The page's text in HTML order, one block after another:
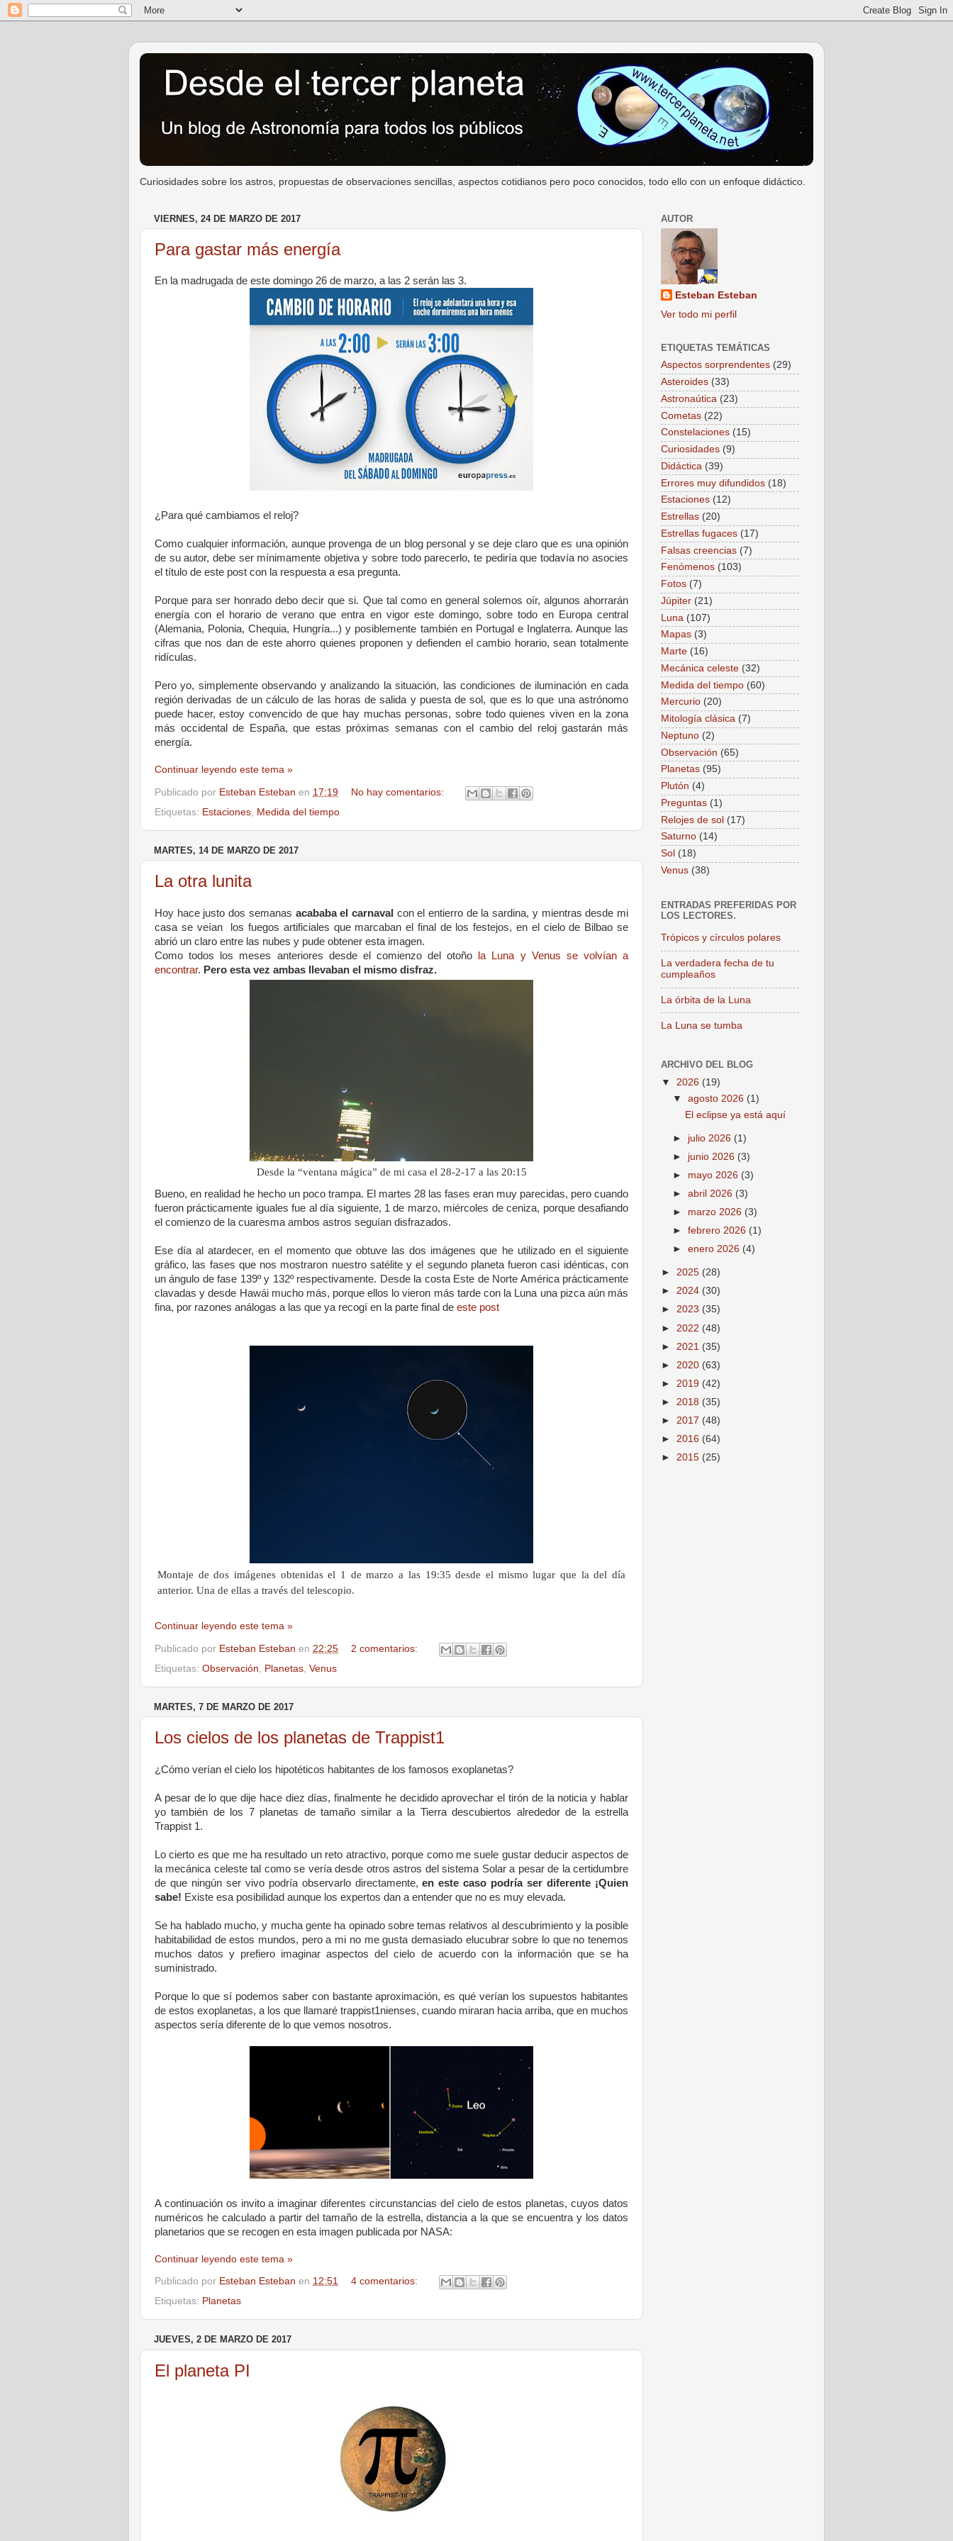
Curiosidades sobre los astros, propuestas de observaciones sencillas, aspectos cotidianos pero poco conocidos, todo ello con un enfoque didáctico.
VIERNES, 24 DE MARZO DE 2017
Para gastar más energía
En la madrugada de este domingo 26 de marzo, a las 2 serán las 3.
¿Para qué cambiamos el reloj?
Como cualquier información, aunque provenga de un blog personal y se deje claro que es una opinión
de su autor, debe ser mínimamente objetiva y sobre todo parecerlo, te pediría que todavía no asocies
el título de este post con la respuesta a esa pregunta.
Porque para ser honrado debo decir que si. Que tal como en general solemos oír, algunos ahorrarán
energía con el horario de verano que entra en vigor este domingo, sobre todo en Europa central
(Alemania, Polonia, Chequia, Hungría...) y posiblemente también en Portugal e Inglaterra. Aunque las
cifras que nos dan de este ahorro quienes proponen y defienden el cambio horario, sean totalmente
ridículas.
Pero yo, simplemente observando y analizando la situación, las condiciones de iluminación en cada
región derivadas de un cálculo de las horas de salida y puesta de sol, que es lo que una astrónomo
puede hacer, estoy convencido de que hay muchas personas, sobre todo quienes viven en la zona
más occidental de España, que estas próximas semanas con el cambio del reloj gastarán más
energía.
Continuar leyendo este tema »
Publicado por Esteban Esteban en 17:19
No hay comentarios:
Etiquetas: Estaciones Medida del tiempo
MARTES, 14 DE MARZO DE 2017
La otra lunita
Hoy hace justo dos semanas acababa el carnaval con el entierro de la sardina, y mientras desde mi
casa se veían los fuegos artificiales que marcaban el final de los festejos, en el cielo de Bilbao se
abrió un claro entre las nubes y pude obtener esta imagen.
Como todos los meses anteriores desde el comienzo del otoño la Luna y Venus se volvían a
encontrar. Pero esta vez ambas llevaban el mismo disfraz.
Desde la “ventana mágica” de mi casa el 28-2-17 a las 20:15
Bueno, en realidad he hecho un poco trampa. El martes 28 las fases eran muy parecidas, pero cuando
fueron prácticamente iguales fue al día siguiente, 1 de marzo, miércoles de ceniza, porque desafiando
el comienzo de la cuaresma ambos astros seguían disfrazados.
Ese día al atardecer, en el momento que obtuve las dos imágenes que he utilizado en el siguiente
gráfico, las fases que nos mostraron nuestro satélite y el segundo planeta fueron casi idénticas, con
un ángulo de fase 139º y 132º respectivamente. Desde la costa Este de Norte América prácticamente
clavadas y desde Hawái mucho más, porque ellos lo vieron más tarde con la Luna una pizca aún más
fina, por razones análogas a las que ya recogí en la parte final de este post
Montaje de dos imágenes obtenidas el 1 de marzo a las 19:35 desde el mismo lugar que la del día
anterior. Una de ellas a través del telescopio.
Continuar leyendo este tema »
Publicado por Esteban Esteban en 22:25
2 comentarios:
Etiquetas: Observación Planetas Venus
MARTES, 7 DE MARZO DE 2017
Los cielos de los planetas de Trappist1
¿Cómo verían el cielo los hipotéticos habitantes de los famosos exoplanetas?
A pesar de lo que dije hace diez días, finalmente he decidido aprovechar el tirón de la noticia y hablar
yo también de los 7 planetas de tamaño similar a la Tierradescubiertos alrededor de la estrella
Trappist 1.
Lo cierto es que me ha resultado un reto atractivo, porque como me suele gustar deducir aspectos de
la mecánica celeste tal como se vería desde otros astros del sistema Solar a pesar de la certidumbre
de que ningún ser vivo podría observarlo directamente, en este caso podría ser diferente ¡Quien
sabe! Existe esa posibilidad aunque los expertos dan a entender que no es muy elevada.
Se ha hablado mucho, y mucha gente ha opinado sobre temas relativos al descubrimiento y la posible
habitabilidad de estos mundos, pero a mi no me gusta demasiado elucubrar sobre lo que no tenemos
muchos datos y prefiero imaginar aspectos del cielo de acuerdo con la información que se ha
suministrado.
Porque lo que sí podemos saber con bastante aproximación, es qué verían los supuestos habitantes
de estos exoplanetas, a los que llamaré trappist1nienses, cuando miraran hacia arriba, que en muchos
aspectos sería diferente de lo que vemos nosotros.
A continuación os invito a imaginar diferentes circunstancias del cielo de estos planetas, cuyos datos
numéricos he calculado a partir del tamaño de la estrella, distancia a la que se encuentra y los datos
planetarios que se recogen en esta imagen publicada por NASA:
Continuar leyendo este tema »
Publicado por Esteban Esteban en 12:51
4 comentarios:
Etiquetas: Planetas
JUEVES, 2 DE MARZO DE 2017
El planeta PI
AUTOR
Esteban Esteban
Ver todo mi perfil
ETIQUETAS TEMÁTICAS
Aspectos sorprendentes (29)
Asteroides (33)
Astronaútica (23)
Cometas (22)
Constelaciones (15)
Curiosidades (9)
Didáctica (39)
Errores muy difundidos (18)
Estaciones (12)
Estrellas (20)
Estrellas fugaces (17)
Falsas creencias (7)
Fenómenos (103)
Fotos (7)
Júpiter (21)
Luna (107)
Mapas (3)
Marte (16)
Mecánica celeste (32)
Medida del tiempo (60)
Mercurio (20)
Mitología clásica (7)
Neptuno (2)
Observación (65)
Planetas (95)
Plutón (4)
Preguntas (1)
Relojes de sol (17)
Saturno (14)
Sol (18)
Venus (38)
ENTRADAS PREFERIDAS POR
LOS LECTORES.
Trópicos y círculos polares
La verdadera fecha de tu
cumpleaños
La órbita de la Luna
La Luna se tumba
ARCHIVO DEL BLOG
▼ 2026 (19)
▼agosto 2026 (1)
El eclipse ya está aquí
► julio 2026 (1)
► junio 2026 (3)
► mayo 2026 (3)
►abril 2026 (3)
► marzo 2026 (3)
►febrero 2026 (1)
►enero 2026 (4)
► 2025 (28)
► 2024 (30)
► 2023 (35)
► 2022 (48)
► 2021 (35)
► 2020 (63)
► 2019 (42)
► 2018 (35)
► 2017 (48)
► 2016 (64)
► 2015 (25)